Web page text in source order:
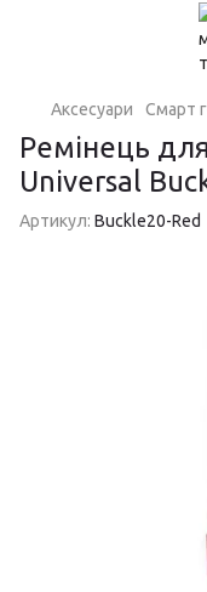
Аксесуари Смарт
Ремінець
Universal
Артикул: Buckle20-Red